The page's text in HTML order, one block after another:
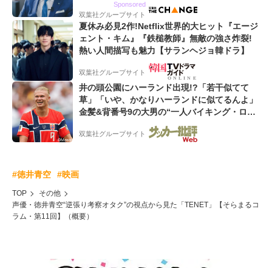
Sponsored
双葉社グループサイト
夏休み必見2作!Netflix世界的大ヒット『エージ
ェント・キム』『鉄槌教師』無敵の強さ炸裂!
熱い人間描写も魅力【サランヘジョ韓ドラ】
双葉社グループサイト
井の頭公園にハーランド出現!?「若干似てて
草」「いや、かなりハーランドに似てるんよ」
金髪&背番号9の大男の“一人バイキング・ロ
ー”映像が話題!「元気をもらった」
双葉社グループサイト
#徳井青空 #映画
TOP
その他
声優・徳井青空“逆張り考察オタク”の視点から見た「TENET」【そらまるコ
ラム・第11回】（概要）